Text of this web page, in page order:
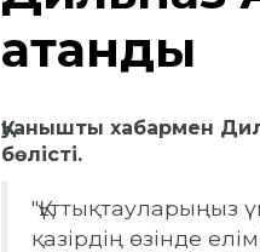
атанды
Қуанышты хабармен
бөлісті.
"Құттықтауларыңыз
қазірдің өзінде